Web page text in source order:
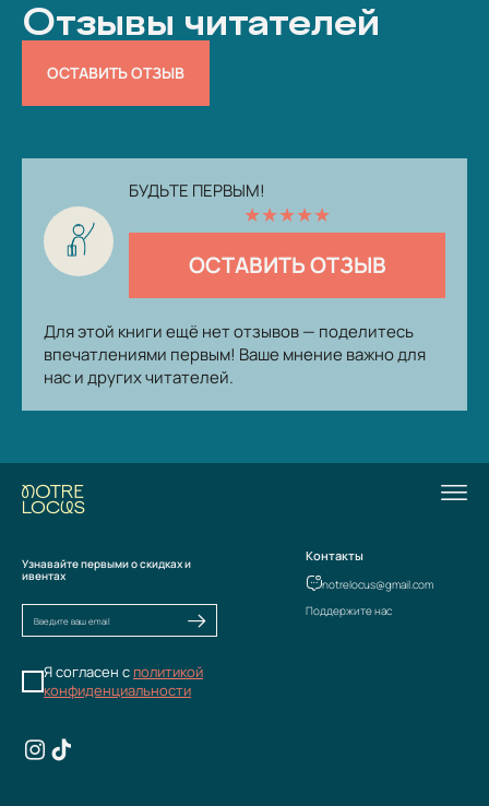
Отзывы читателей
ОСТАВИТЬ ОТЗЫВ
БУДЬТЕ ПЕРВЫМ!
★★★★★
ОСТАВИТЬ ОТЗЫВ
Для этой книги ещё нет отзывов — поделитесь
впечатлениями первым! Ваше мнение важно для
нас и других читателей.
Узнавайте первыми о скидках и
ивентах
Я согласен с политикой
конфиденциальности
Контакты
notrelocus@gmail.com
Поддержите нас